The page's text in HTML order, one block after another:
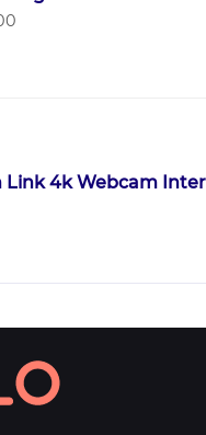
Link 4k Webcam